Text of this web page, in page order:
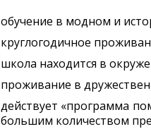
обучение в модном и
круглогодичное
школа находится в
проживание в
действует «программа
большим количеством